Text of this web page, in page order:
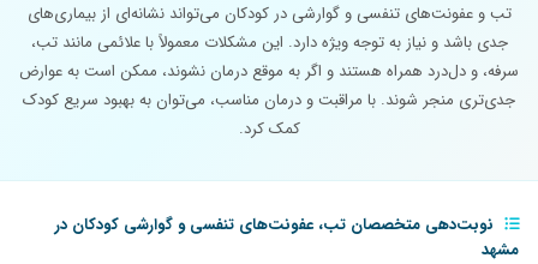
تب و عفونت‌های تنفسی و گوارشی در کودکان می‌تواند نشانه‌ای از بیماری‌های
جدی باشد و نیاز به توجه ویژه دارد. این مشکلات معمولاً با علائمی مانند تب،
سرفه، و دل‌درد همراه هستند و اگر به موقع درمان نشوند، ممکن است به عوارض
جدی‌تری منجر شوند. با مراقبت و درمان مناسب، می‌توان به بهبود سریع کودک
کمک کرد.
نوبت‌دهی متخصصان تب، عفونت‌های تنفسی و گوارشی کودکان در
مشهد